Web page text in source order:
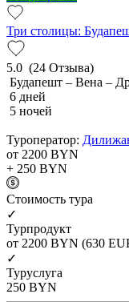
Три столицы:
5.0 (24 Отзыва)
Будапешт – Вена –
6 дней
5 ночей
Туроператор:
от 2200 BYN
+ 250 BYN
Cтоимость тура
✓
Турпродукт
от 2200 BYN (630
✓
Туруслуга
250 BYN